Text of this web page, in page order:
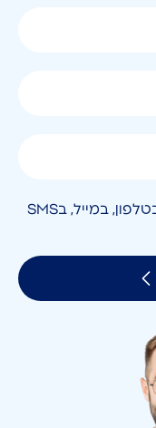
אני מאשר/ת קבלת חומר פרסומי בטלפון, במייל, בSMS